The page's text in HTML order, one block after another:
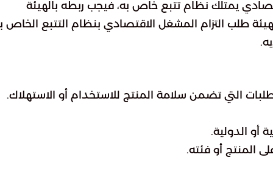
يمتلك نظام تتبع خاص به، فيجب ربطه بالهيئة
طلب التزام المشغل الاقتصادي بنظام التتبع الخاص
التي تضمن سلامة المنتج للاستخدام أو الاستهلاك.
أو الدولية.
المنتج أو فئته.